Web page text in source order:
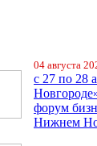
04 августа
с 27 по 28
форум
Нижнем